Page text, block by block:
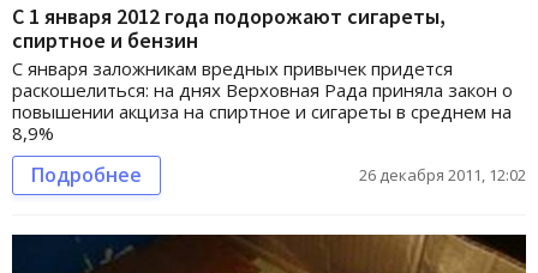
С 1 января 2012 года подорожают сигареты,
спиртное и бензин
С января заложникам вредных привычек придется
раскошелиться: на днях Верховная Рада приняла закон о
повышении акциза на спиртное и сигареты в среднем на
8,9%
Подробнее 26 декабря 2011, 12:02